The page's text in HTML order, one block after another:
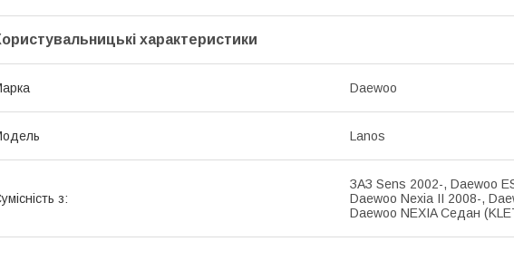
характеристики
Daewoo
Lanos
з:
ЗАЗ Sens 2002-, Daewoo
Daewoo Nexia II 2008-,
Daewoo NEXIA Седан